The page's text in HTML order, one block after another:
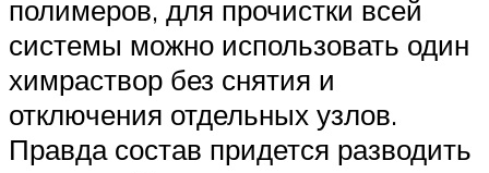
полимеров, для прочистки всей
системы можно использовать один
химраствор без снятия и
отключения отдельных узлов.
Правда состав придется разводить